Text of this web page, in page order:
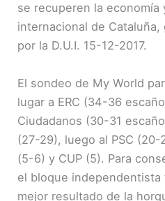
se recuperen la economía
internacional de Cataluña,
por la D.U.I. 15-12-2017.
El sondeo de My World
lugar a ERC (34-36
Ciudadanos (30-31
(27-29), luego al PSC (20-
(5-6) y CUP (5). Para
el bloque
mejor resultado de la